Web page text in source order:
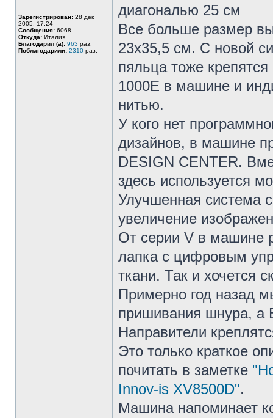
Зарегистрирован: 28 дек
2005, 17:24
Сообщения: 6068
Откуда: Италия
Благодарил (а): 963 раз.
Поблагодарили: 2310 раз.
диагональю 25 см
Все больше размер
23х35,5 см. С новой
пяльца тоже
1000Е в машине и
нитью.
У кого нет
дизайнов, в машине
DESIGN CENTER.
здесь используется
Улучшенная система
увеличение
От серии V в машине
лапка с цифровым
ткани. Так и хочется
Примерно год назад
пришивания шнура, а
Направители
Это только краткое
почитать в заметке
Innov-is XV8500D".
Машина напоминает